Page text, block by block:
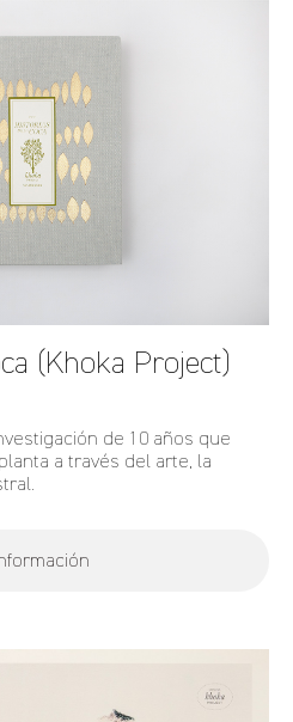
(Khoka Project)
de 10 años que
a través del arte, la